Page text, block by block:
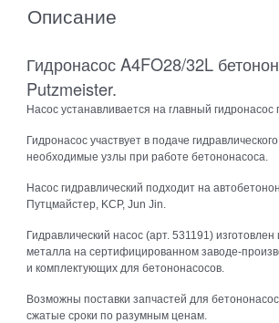
Описание
Гидронасос A4FO28/32L
Putzmeister.
Насос устанавливается на главный гидронасос
Гидронасос участвует в подаче
необходимые узлы при работе бетононасоса.
Насос гидравлический подходит на
Путцмайстер, KCP, Jun Jin.
Гидравлический насос (арт. 531191) изготовлен
металла на сертифицированном заводе-
и комплектующих для бетононасосов.
Возможны поставки запчастей для
сжатые сроки по разумным ценам.